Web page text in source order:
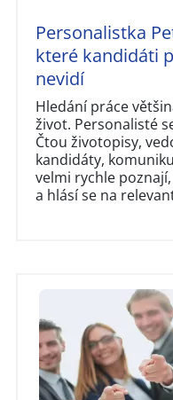
Personalistka
které kandidáti
nevidí
Hledání práce
život. Personalisté
Čtou životopisy,
kandidáty,
velmi rychle
a hlásí se na